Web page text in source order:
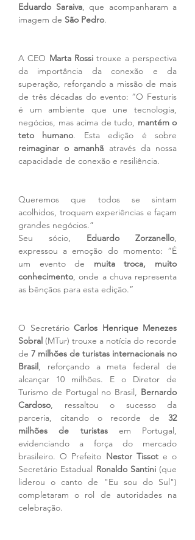
Eduardo Saraiva, que acompanharam a
imagem de São Pedro.
A CEO Marta Rossi trouxe a perspectiva
da importância da conexão e da
superação, reforçando a missão de mais
de três décadas do evento: “O Festuris
é um ambiente que une tecnologia,
negócios, mas acima de tudo, mantém o
teto humano
reimaginar o amanhã através da nossa
capacidade de conexão e resiliência.
Queremos que todos se sintam
acolhidos, troquem experiências e façam
grandes negócios.”
Seu sócio, Eduardo Zorzanello,
expressou a emoção do momento: “É
um evento de muita troca, muito
conhecimento, onde a chuva representa
as bênçãos para esta edição.”
O Secretário Carlos Henrique Menezes
Sobral (MTur) trouxe a notícia do recorde
de 7 milhões de turistas internacionais no
Brasil, reforçando a meta federal de
alcançar 10 milhões. E o Diretor de
Turismo de Portugal no Brasil, Bernardo
Cardoso, ressaltou o sucesso da
parceria, citando o recorde de 32
milhões de turistas em Portugal,
evidenciando a força do mercado
brasileiro. O Prefeito Nestor Tissot e o
Secretário Estadual Ronaldo Santini (que
liderou o canto de "Eu sou do Sul")
completaram o rol de autoridades na
celebração.